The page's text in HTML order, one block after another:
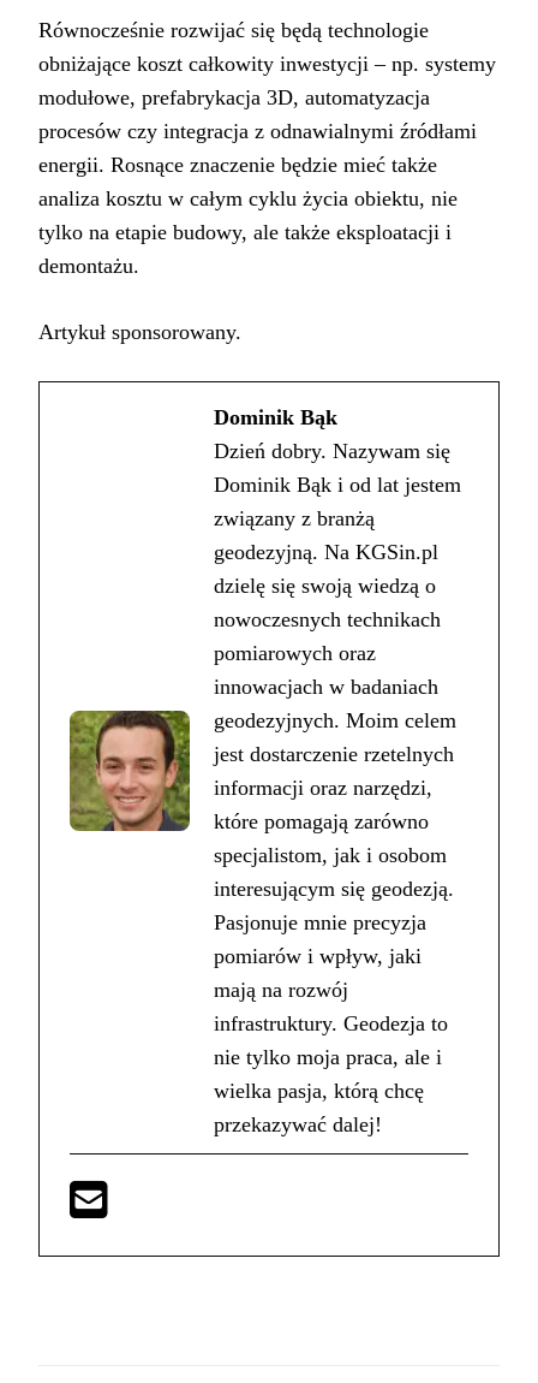
Równocześnie rozwijać się będą technologie
obniżające koszt całkowity inwestycji – np. systemy
modułowe, prefabrykacja 3D, automatyzacja
procesów czy integracja z odnawialnymi źródłami
energii. Rosnące znaczenie będzie mieć także
analiza kosztu w całym cyklu życia obiektu, nie
tylko na etapie budowy, ale także eksploatacji i
demontażu.
Artykuł sponsorowany.
Dominik Bąk
Dzień dobry. Nazywam się
Dominik Bąk i od lat jestem
związany z branżą
geodezyjną. Na KGSin.pl
dzielę się swoją wiedzą o
nowoczesnych technikach
pomiarowych oraz
innowacjach w badaniach
geodezyjnych. Moim celem
jest dostarczenie rzetelnych
informacji oraz narzędzi,
które pomagają zarówno
specjalistom, jak i osobom
interesującym się geodezją.
Pasjonuje mnie precyzja
pomiarów i wpływ, jaki
mają na rozwój
infrastruktury. Geodezja to
nie tylko moja praca, ale i
wielka pasja, którą chcę
przekazywać dalej!